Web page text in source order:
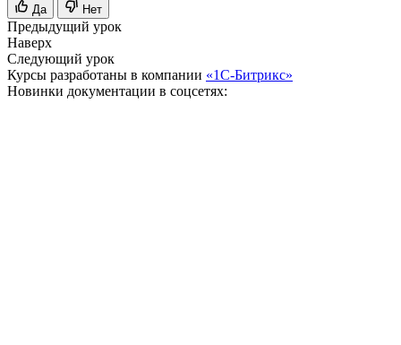
Да Нет
Предыдущий урок
Наверх
Следующий урок
Курсы разработаны в компании «1С-Битрикс»
Новинки документации в соцсетях: